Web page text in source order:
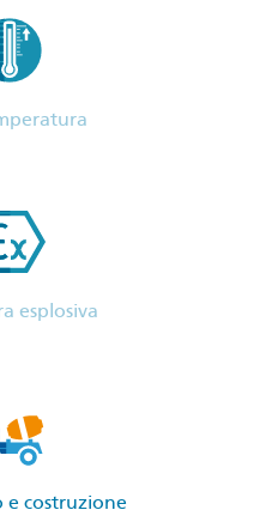
esplosiva
e costruzione